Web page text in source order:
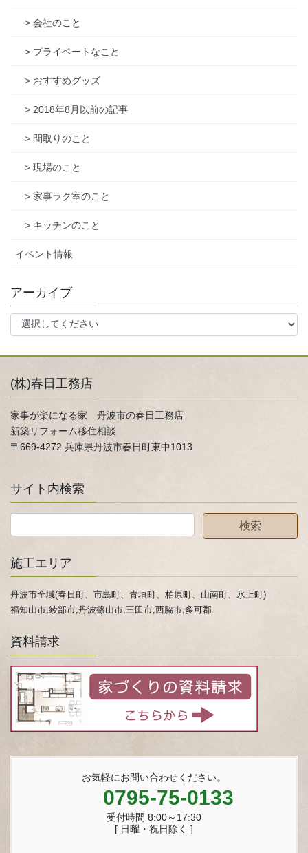
> 会社のこと
> プライベートなこと
> おすすめグッズ
> 2018年8月以前の記事
> 間取りのこと
> 現場のこと
> 家事ラク室のこと
> キッチンのこと
イベント情報
アーカイブ
(株)春日工務店
家事が楽になる家 丹波市の春日工務店
新築リフォーム移住相談
〒669-4272 兵庫県丹波市春日町東中1013
サイト内検索
施工エリア
丹波市全域(春日町、市島町、青垣町、柏原町、山南町、氷上町)
福知山市,綾部市,丹波篠山市,三田市,西脇市,多可郡
資料請求
お気軽にお問い合わせください。
0795-75-0133
受付時間 8:00～17:30
[ 日曜・祝日除く ]